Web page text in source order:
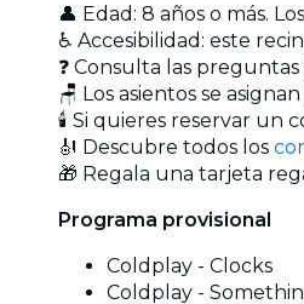
👤 Edad: 8 años o más.
♿ Accesibilidad: este
❓ Consulta las
🪑 Los asientos se
🕯️ Si quieres reservar un
🎻 Descubre todos los
🎁 Regala una tarjeta
Programa provisional
Coldplay - Clocks
Coldplay -